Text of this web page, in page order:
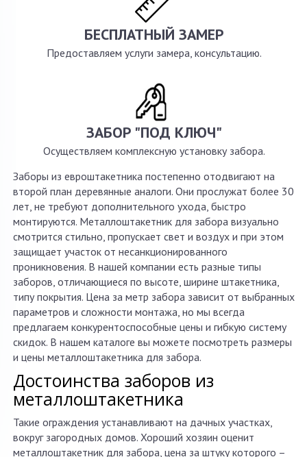
БЕСПЛАТНЫЙ ЗАМЕР
Предоставляем услуги замера, консультацию.
ЗАБОР "ПОД КЛЮЧ"
Осуществляем комплексную установку забора.
Заборы из евроштакетника постепенно отодвигают на
второй план деревянные аналоги. Они прослужат более 30
лет, не требуют дополнительного ухода, быстро
монтируются. Металлоштакетник для забора визуально
смотрится стильно, пропускает свет и воздух и при этом
защищает участок от несанкционированного
проникновения. В нашей компании есть разные типы
заборов, отличающиеся по высоте, ширине штакетника,
типу покрытия. Цена за метр забора зависит от выбранных
параметров и сложности монтажа, но мы всегда
предлагаем конкурентоспособные цены и гибкую систему
скидок. В нашем каталоге вы можете посмотреть размеры
и цены металлоштакетника для забора.
Достоинства заборов из
металлоштакетника
Такие ограждения устанавливают на дачных участках,
вокруг загородных домов. Хороший хозяин оценит
металлоштакетник для забора, цена за штуку которого –